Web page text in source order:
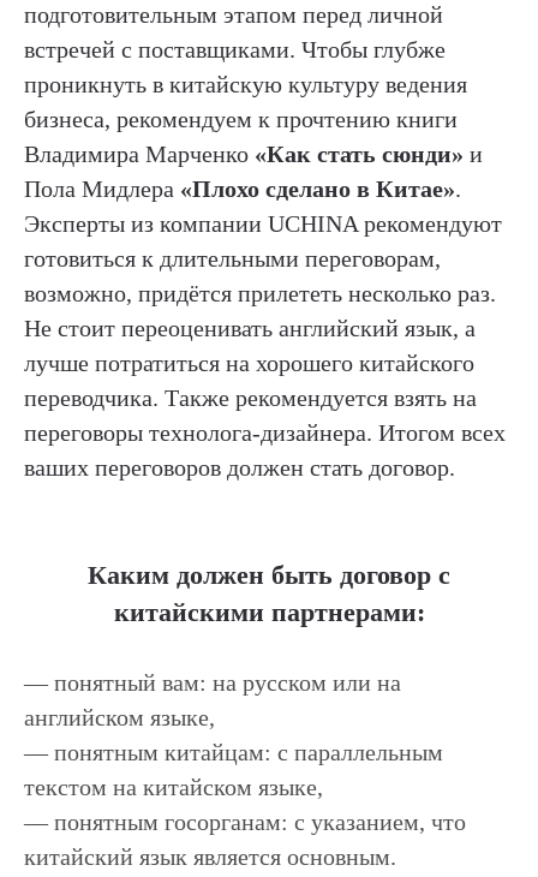
подготовительным этапом перед личной
встречей с поставщиками. Чтобы глубже
проникнуть в китайскую культуру ведения
бизнеса, рекомендуем к прочтению книги
Владимира Марченко «Как стать сюнди» и
Пола Мидлера «Плохо сделано в Китае».
Эксперты из компании UCHINA рекомендуют
готовиться к длительными переговорам,
возможно, придётся прилететь несколько раз.
Не стоит переоценивать английский язык, а
лучше потратиться на хорошего китайского
переводчика. Также рекомендуется взять на
переговоры технолога-дизайнера. Итогом всех
ваших переговоров должен стать договор.
Каким должен быть договор с
китайскими партнерами:
— понятный вам: на русском или на
английском языке,
— понятным китайцам: с параллельным
текстом на китайском языке,
— понятным госорганам: с указанием, что
китайский язык является основным.